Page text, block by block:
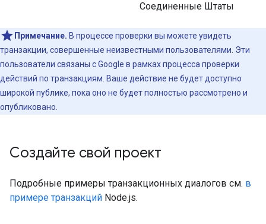
Соединенные Штаты
Примечание. В процессе проверки вы можете увидеть
транзакции, совершенные неизвестными пользователями. Эти
пользователи связаны с Google в рамках процесса проверки
действий по транзакциям. Ваше действие не будет доступно
широкой публике, пока оно не будет полностью рассмотрено и
опубликовано.
Создайте свой проект
Подробные примеры транзакционных диалогов см. в
примере транзакций Node.js.